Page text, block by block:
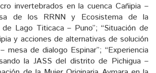
invertebrados en la cuenca Cañipia –
de los RRNN y Ecosistema de la
de Lago Titicaca – Puno”; “Situación de
y acciones de alternativas de solución
mesa de dialogo Espinar”; “Experiencia
la JASS del distrito de Pichigua –